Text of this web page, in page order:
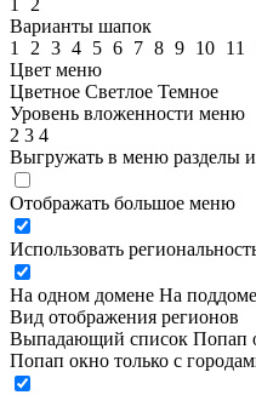
1
2
Варианты шапок
1
2 3 4 5 6 7 8 9 10 11
Цвет меню
Цветное Светлое Темное
Уровень вложенности меню
2 3 4
Выгружать в меню разделы
Отображать большое меню
Использовать
На одном домене На
Вид отображения регионов
Выпадающий список Попап
Попап окно только с